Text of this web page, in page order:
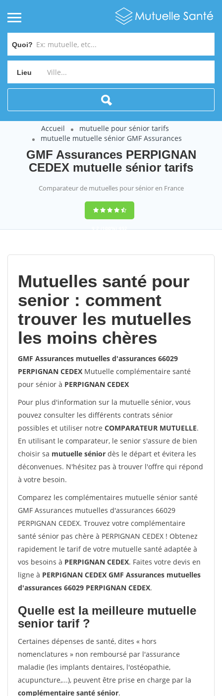
Quoi?
Lieu
Accueil
mutuelle pour sénior tarifs
mutuelle mutuelle sénior GMF Assurances
GMF Assurances PERPIGNAN
CEDEX mutuelle sénior tarifs
Comparateur de mutuelles pour sénior en France
9,2(100%)452
Mutuelles santé pour
senior : comment
trouver les mutuelles
les moins chères
GMF Assurances mutuelles d'assurances 66029
PERPIGNAN CEDEX Mutuelle complémentaire santé
pour sénior à PERPIGNAN CEDEX
Pour plus d'information sur la mutuelle sénior, vous
pouvez consulter les différents contrats sénior
possibles et utiliser notre COMPARATEUR MUTUELLE.
En utilisant le comparateur, le senior s'assure de bien
choisir sa mutuelle sénior dès le départ et évitera les
déconvenues. N'hésitez pas à trouver l'offre qui répond
à votre besoin.
Comparez les complémentaires mutuelle sénior santé
GMF Assurances mutuelles d'assurances 66029
PERPIGNAN CEDEX. Trouvez votre complémentaire
santé sénior pas chère à PERPIGNAN CEDEX ! Obtenez
rapidement le tarif de votre mutuelle santé adaptée à
vos besoins à PERPIGNAN CEDEX. Faites votre devis en
ligne à PERPIGNAN CEDEX GMF Assurances mutuelles
d'assurances 66029 PERPIGNAN CEDEX.
Quelle est la meilleure mutuelle
senior tarif ?
Certaines dépenses de santé, dites « hors
nomenclatures » non remboursé par l'assurance
maladie (les implants dentaires, l'ostéopathie,
acupuncture,...), peuvent être prise en charge par la
complémentaire santé sénior.